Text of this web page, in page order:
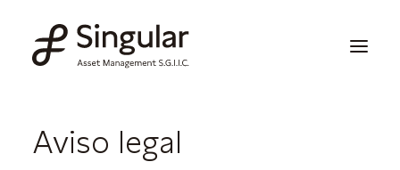
Soluciones de inversión
Aviso legal